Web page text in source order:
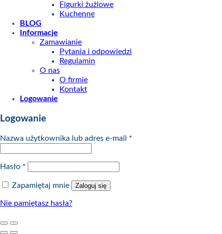
Figurki żużlowe
Kuchenne
BLOG
Informacje
Zamawianie
Pytania i odpowiedzi
Regulamin
O nas
O firmie
Kontakt
Logowanie
Logowanie
Nazwa użytkownika lub adres e-mail *
Hasło *
Zapamiętaj mnie Zaloguj się
Nie pamiętasz hasła?